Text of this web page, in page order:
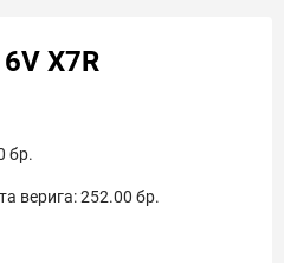
X7R
бр.
верига:252.00 бр.